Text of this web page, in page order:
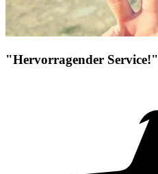
"Hervorragender Service!"